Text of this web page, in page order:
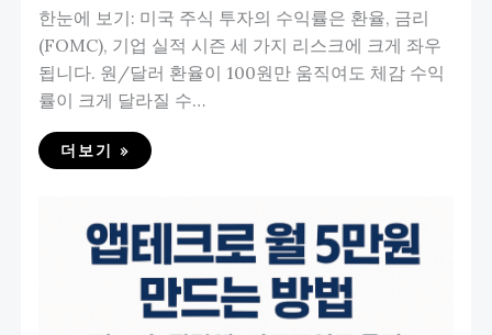
한눈에 보기: 미국 주식 투자의 수익률은 환율, 금리
(FOMC), 기업 실적 시즌 세 가지 리스크에 크게 좌우
됩니다. 원/달러 환율이 100원만 움직여도 체감 수익
률이 크게 달라질 수…
더보기 »